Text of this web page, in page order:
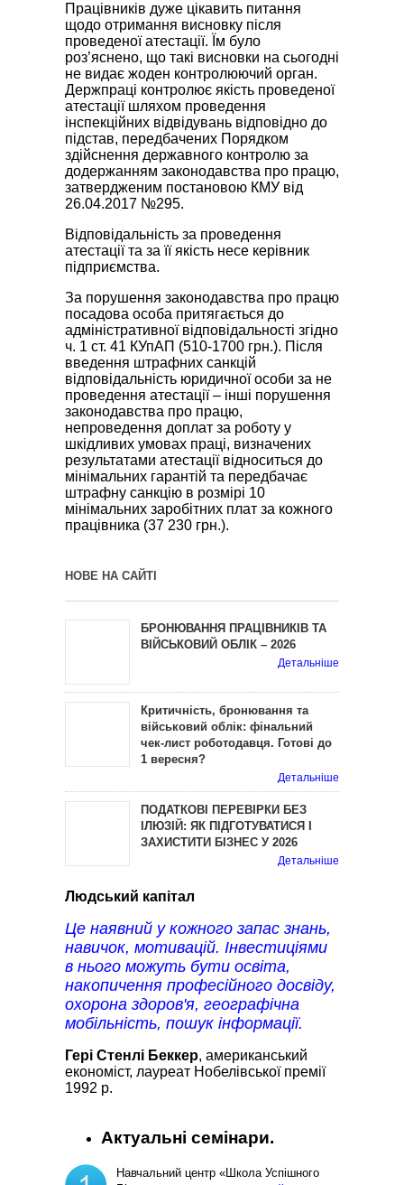
Працівників дуже цікавить питання
щодо отримання висновку після
проведеної атестації. Їм було
роз’яснено, що такі висновки на сьогодні
не видає жоден контролюючий орган.
Держпраці контролює якість проведеної
атестації шляхом проведення
інспекційних відвідувань відповідно до
підстав, передбачених Порядком
здійснення державного контролю за
додержанням законодавства про працю,
затвердженим постановою КМУ від
26.04.2017 №295.
Відповідальність за проведення
атестації та за її якість несе керівник
підприємства.
За порушення законодавства про працю
посадова особа притягається до
адміністративної відповідальності згідно
ч. 1 ст. 41 КУпАП (510-1700 грн.). Після
введення штрафних санкцій
відповідальність юридичної особи за не
проведення атестації – інші порушення
законодавства про працю,
непроведення доплат за роботу у
шкідливих умовах праці, визначених
результатами атестації відноситься до
мінімальних гарантій та передбачає
штрафну санкцію в розмірі 10
мінімальних заробітних плат за кожного
працівника (37 230 грн.).
НОВЕ НА САЙТІ
БРОНЮВАННЯ ПРАЦІВНИКІВ ТА
ВІЙСЬКОВИЙ ОБЛІК – 2026
Детальніше
Критичність, бронювання та
військовий облік: фінальний
чек-лист роботодавця. Готові до
1 вересня?
Детальніше
ПОДАТКОВІ ПЕРЕВІРКИ БЕЗ
ІЛЮЗІЙ: ЯК ПІДГОТУВАТИСЯ І
ЗАХИСТИТИ БІЗНЕС У 2026
Детальніше
Людський капітал
Це наявний у кожного запас знань,
навичок, мотивацій. Інвестиціями
в нього можуть бути освіта,
накопичення професійного досвіду,
охорона здоров'я, географічна
мобільність, пошук інформації.
Гері Стенлі Беккер, американський
економіст, лауреат Нобелівської премії
1992 р.
Актуальні семінари.
Навчальний центр «Школа Успішного